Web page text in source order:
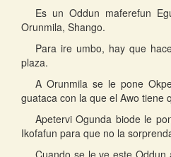
Es un Oddun maferefun
Orunmila, Shango.
Para ire umbo, hay que
plaza.
A Orunmila se le pone
guataca con la que el Awo tiene
Apetervi Ogunda biode le
Ikofafun para que no la